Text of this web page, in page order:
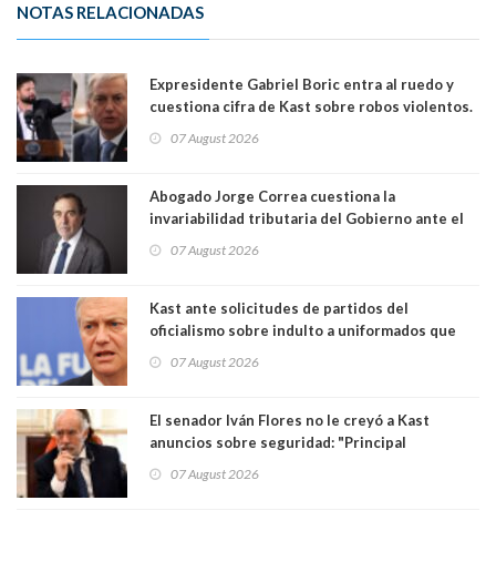
NOTAS RELACIONADAS
Expresidente Gabriel Boric entra al ruedo y
cuestiona cifra de Kast sobre robos violentos.
07 August 2026
Abogado Jorge Correa cuestiona la
invariabilidad tributaria del Gobierno ante el
democracia” y "defendemos la alternancia en el
07 August 2026
Kast ante solicitudes de partidos del
oficialismo sobre indulto a uniformados que
07 August 2026
El senador Iván Flores no le creyó a Kast
anuncios sobre seguridad: "Principal
perseguir ruta del dinero y levantar secreto
07 August 2026